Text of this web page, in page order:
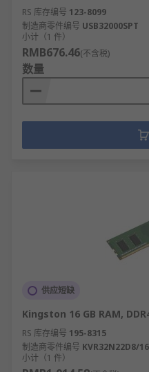
RS 库存编号 123-8099
制造商零件编号 USB32000SPT
小计（1 件）
RMB676.46(不含税)
数量
供应短缺
Kingston 16 GB RAM,
RS 库存编号 195-8315
制造商零件编号 KVR32N22D8/16
小计（1 件）